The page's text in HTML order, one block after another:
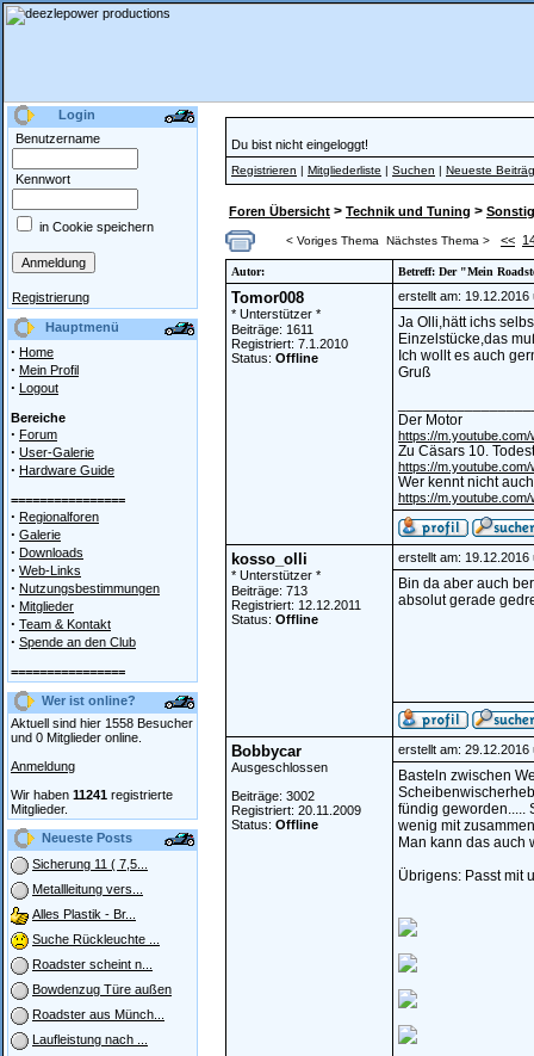
Login
Benutzername
Kennwort
in Cookie speichern
Registrierung
Hauptmenü
· Home
· Mein Profil
· Logout
Bereiche
· Forum
· User-Galerie
· Hardware Guide
================
· Regionalforen
· Galerie
· Downloads
· Web-Links
· Nutzungsbestimmungen
· Mitglieder
· Team & Kontakt
· Spende an den Club
================
Wer ist online?
Aktuell sind hier 1558 Besucher
und 0 Mitglieder online.
Anmeldung
Wir haben 11241 registrierte
Mitglieder.
Neueste Posts
Sicherung 11 ( 7,5...
Metallleitung vers...
Alles Plastik - Br...
Suche Rückleuchte ...
Roadster scheint n...
Bowdenzug Türe außen
Roadster aus Münch...
Laufleistung nach ...
Du bist nicht eingeloggt!
Registrieren | Mitgliederliste | Suchen | Neueste
Foren Übersicht > Technik und Tuning >
< Voriges Thema Nächstes Thema > <<
Autor: Betreff: Der "Mein
Tomor008
* Unterstützer *
Beiträge: 1611
Registriert: 7.1.2010
Status: Offline
erstellt am: 19.12.2016
Ja Olli,hätt ichs
Einzelstücke,das
Ich wollt es auch
Gruß
Der Motor
https://
Zu Cäsars 10.
https://
Wer kennt nicht
https://
kosso_olli
* Unterstützer *
Beiträge: 713
Registriert: 12.12.2011
Status: Offline
erstellt am: 19.12.2016
Bin da aber auch
absolut gerade
Bobbycar
Ausgeschlossen
Beiträge: 3002
Registriert: 20.11.2009
Status: Offline
erstellt am: 29.12.2016
Basteln zwischen
fündig geworden.....
wenig mit
Man kann das auch
Übrigens: Passt mit